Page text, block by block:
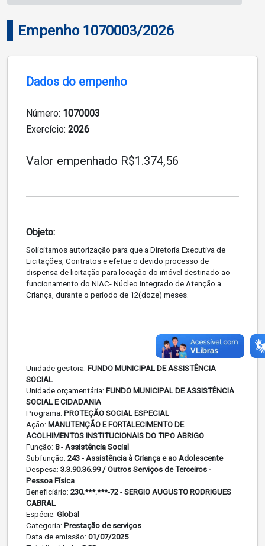
Empenho 1070003/2026
Dados do empenho
Número: 1070003
Exercício: 2026
Valor empenhado R$1.374,56
Objeto:
Solicitamos autorização para que a Diretoria Executiva de
Licitações, Contratos e efetue o devido processo de
dispensa de licitação para locação do imóvel destinado ao
funcionamento do NIAC- Núcleo Integrado de Atenção a
Criança, durante o período de 12(doze) meses.
Unidade gestora: FUNDO MUNICIPAL DE ASSISTÊNCIA
SOCIAL
Unidade orçamentária: FUNDO MUNICIPAL DE ASSISTÊNCIA
SOCIAL E CIDADANIA
Programa: PROTEÇÃO SOCIAL ESPECIAL
Ação: MANUTENÇÃO E FORTALECIMENTO DE
ACOLHIMENTOS INSTITUCIONAIS DO TIPO ABRIGO
Função: 8 - Assistência Social
Subfunção: 243 - Assistência à Criança e ao Adolescente
Despesa: 3.3.90.36.99 / Outros Serviços de Terceiros -
Pessoa Física
Beneficiário: 230.***.***-72 - SERGIO AUGUSTO RODRIGUES
CABRAL
Espécie: Global
Categoria: Prestação de serviços
Data de emissão: 01/07/2025